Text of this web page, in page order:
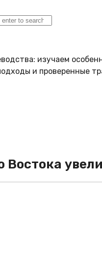
изучаем
и проверенные
Востока